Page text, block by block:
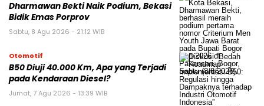
Dharmawan Bekti Naik Podium, Bekasi
Bidik Emas Porprov
Sabtu, 8 Agu 2026 - 21:12 WIB
Otomotif
B50 Diuji 40.000 Km, Apa yang Terjadi
pada Kendaraan Diesel?
Jumat, 7 Agu 2026 - 13:39 WIB